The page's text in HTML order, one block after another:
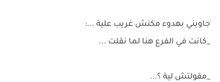
جاوبني بهدوء مكنش غريب علية ...:
_كانت في الفرع هنا لما نقلت ...
_مقولتش لية ؟...